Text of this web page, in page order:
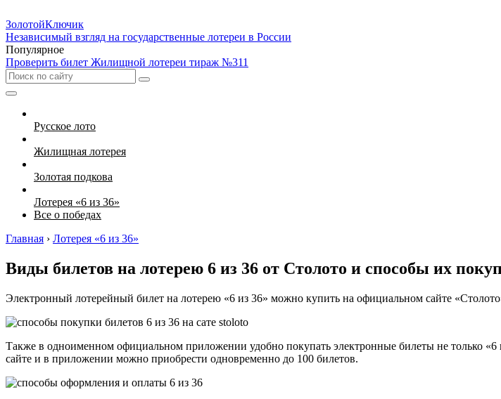
ЗолотойКлючик
Независимый взгляд на государственные лотереи в России
Популярное
Проверить билет Жилищной лотереи тираж №311
Русское лото
Жилищная лотерея
Золотая подкова
Лотерея «6 из 36»
Все о победах
Главная › Лотерея «6 из 36»
Виды билетов на лотерею 6 из 36 от Столото и способы их
Электронный лотерейный билет на лотерею «6 из 36» можно купить на официальном сайте
Также в одноименном официальном приложении удобно покупать электронные билеты не только
сайте и в приложении можно приобрести одновременно до 100 билетов.